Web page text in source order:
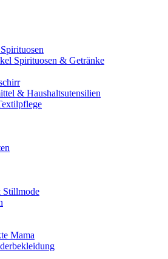
Spirituosen & Getränke
& Haushaltsutensilien
Stillmode
Mama